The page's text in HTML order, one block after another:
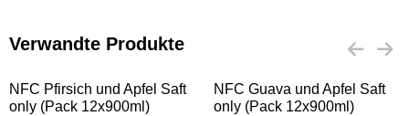
Verwandte Produkte
NFC Pfirsich und Apfel Saft
only (Pack 12x900ml)
NFC Guava und Apfel Saft
only (Pack 12x900ml)